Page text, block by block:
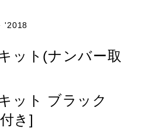
SUZUKI
DUCATI
'2018
ット(ナンバー取
ット ブラック
き]